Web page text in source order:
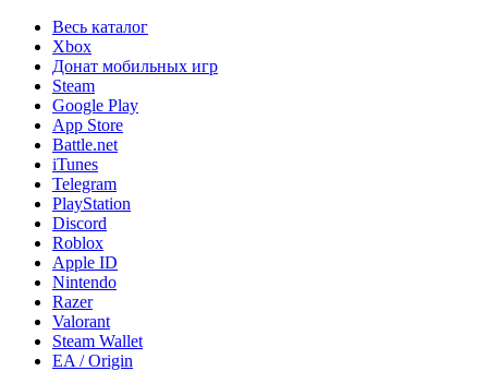
Весь каталог
Xbox
Донат мобильных игр
Steam
Google Play
App Store
Battle.net
iTunes
Telegram
PlayStation
Discord
Roblox
Apple ID
Nintendo
Razer
Valorant
Steam Wallet
EA / Origin